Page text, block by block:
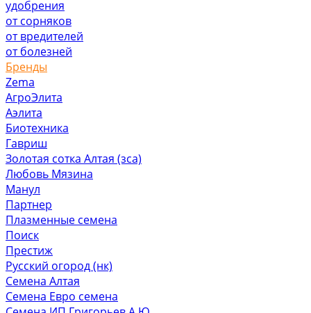
удобрения
от сорняков
от вредителей
от болезней
Бренды
Zema
АгроЭлита
Аэлита
Биотехника
Гавриш
Золотая сотка Алтая (зса)
Любовь Мязина
Манул
Партнер
Плазменные семена
Поиск
Престиж
Русский огород (нк)
Семена Алтая
Семена Евро семена